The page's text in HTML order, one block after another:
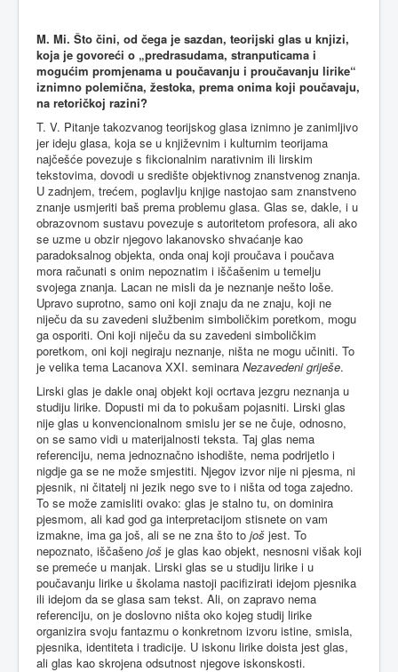
M. Mi. Što čini, od čega je sazdan, teorijski glas u knjizi,
koja je govoreći o „predrasudama, stranputicama i
mogućim promjenama u poučavanju i proučavanju lirike“
iznimno polemična, žestoka, prema onima koji poučavaju,
na retoričkoj razini?
T. V. Pitanje takozvanog teorijskog glasa iznimno je zanimljivo
jer ideju glasa, koja se u književnim i kulturnim teorijama
najčešće povezuje s fikcionalnim narativnim ili lirskim
tekstovima, dovodi u središte objektivnog znanstvenog znanja.
U zadnjem, trećem, poglavlju knjige nastojao sam znanstveno
znanje usmjeriti baš prema problemu glasa. Glas se, dakle, i u
obrazovnom sustavu povezuje s autoritetom profesora, ali ako
se uzme u obzir njegovo lakanovsko shvaćanje kao
paradoksalnog objekta, onda onaj koji proučava i poučava
mora računati s onim nepoznatim i iščašenim u temelju
svojega znanja. Lacan ne misli da je neznanje nešto loše.
Upravo suprotno, samo oni koji znaju da ne znaju, koji ne
niječu da su zavedeni službenim simboličkim poretkom, mogu
ga osporiti. Oni koji niječu da su zavedeni simboličkim
poretkom, oni koji negiraju neznanje, ništa ne mogu učiniti. To
je velika tema Lacanova XXI. seminara Nezavedeni griješe.
Lirski glas je dakle onaj objekt koji ocrtava jezgru neznanja u
studiju lirike. Dopusti mi da to pokušam pojasniti. Lirski glas
nije glas u konvencionalnom smislu jer se ne čuje, odnosno,
on se samo vidi u materijalnosti teksta. Taj glas nema
referenciju, nema jednoznačno ishodište, nema podrijetlo i
nigdje ga se ne može smjestiti. Njegov izvor nije ni pjesma, ni
pjesnik, ni čitatelj ni jezik nego sve to i ništa od toga zajedno.
To se može zamisliti ovako: glas je stalno tu, on dominira
pjesmom, ali kad god ga interpretacijom stisnete on vam
izmakne, ima ga još, ali se ne zna što to još jest. To
nepoznato, iščašeno još je glas kao objekt, nesnosni višak koji
se premeće u manjak. Lirski glas se u studiju lirike i u
poučavanju lirike u školama nastoji pacifizirati idejom pjesnika
ili idejom da se glasa sam tekst. Ali, on zapravo nema
referenciju, on je doslovno ništa oko kojeg studij lirike
organizira svoju fantazmu o konkretnom izvoru istine, smisla,
pjesnika, identiteta i tradicije. U iskonu lirike doista jest glas,
ali glas kao skrojena odsutnost njegove iskonskosti.